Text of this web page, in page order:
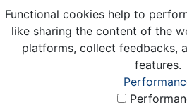
Functional cookies help to
like sharing the content of the
platforms, collect feedbacks,
features.